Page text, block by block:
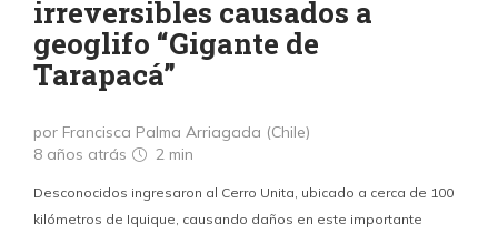
irreversibles causados a
geoglifo “Gigante de
Tarapacá”
por Francisca Palma Arriagada (Chile)
8 años atrás
2 min
Desconocidos ingresaron al Cerro Unita, ubicado a cerca de 100
kilómetros de Iquique, causando daños en este importante